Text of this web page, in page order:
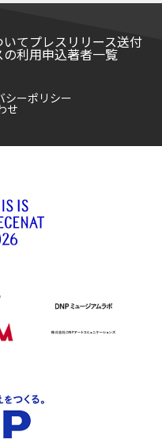
てプレスリリース送付
利用申込著者一覧
シーポリシー
せ